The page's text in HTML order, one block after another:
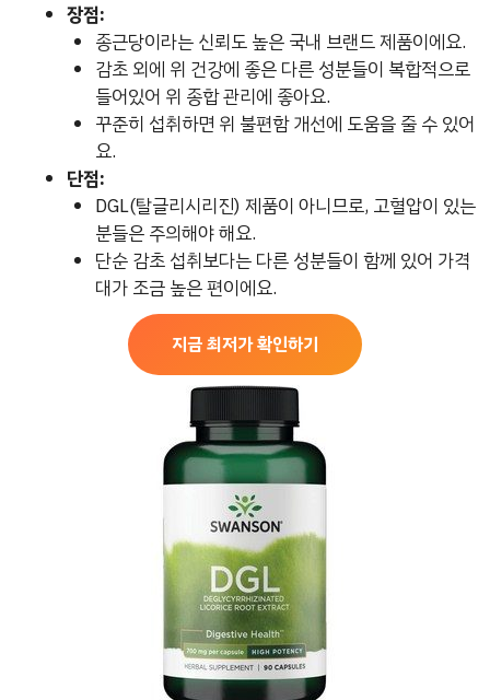
장점:
종근당이라는 신뢰도 높은 국내 브랜드 제품이에요.
감초 외에 위 건강에 좋은 다른 성분들이 복합적으로
들어있어 위 종합 관리에 좋아요.
꾸준히 섭취하면 위 불편함 개선에 도움을 줄 수 있어
요.
단점:
DGL(탈글리시리진) 제품이 아니므로, 고혈압이 있는
분들은 주의해야 해요.
단순 감초 섭취보다는 다른 성분들이 함께 있어 가격
대가 조금 높은 편이에요.
지금 최저가 확인하기